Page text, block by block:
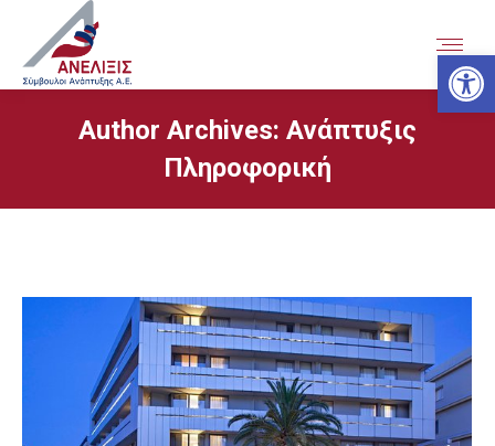
Author Archives: Ανάπτυξις
Πληροφορική